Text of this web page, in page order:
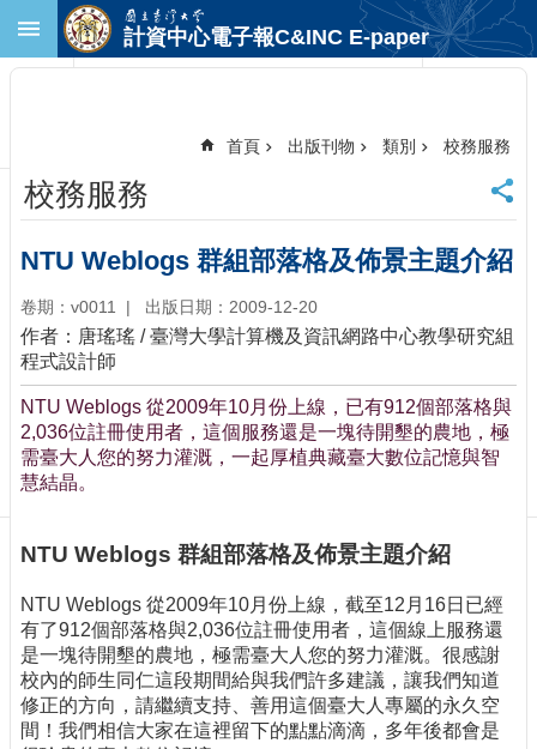
跳到主要內容區塊
首
頁
臺
大
首
頁
計
中
首
頁
聯
絡
訊
閱/
取
消
網
站
導
計資中心電子報C&INC E-paper
首頁 出版刊物 類別 校務服務
校務服務
NTU Weblogs 群組部落格及佈景主題介紹
卷期：v0011 出版日期：2009-12-20
作者：唐瑤瑤 / 臺灣大學計算機及資訊網路中心教學研究組
程式設計師
NTU Weblogs 從2009年10月份上線，已有912個部落格與
2,036位註冊使用者，這個服務還是一塊待開墾的農地，極
需臺大人您的努力灌溉，一起厚植典藏臺大數位記憶與智
慧結晶。
NTU Weblogs 群組部落格及佈景主題介紹
NTU Weblogs 從2009年10月份上線，截至12月16日已經
有了912個部落格與2,036位註冊使用者，這個線上服務還
是一塊待開墾的農地，極需臺大人您的努力灌溉。很感謝
校內的師生同仁這段期間給與我們許多建議，讓我們知道
修正的方向，請繼續支持、善用這個臺大人專屬的永久空
間！我們相信大家在這裡留下的點點滴滴，多年後都會是